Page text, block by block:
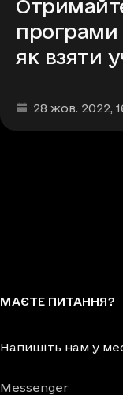
як взяти
Дата та час
28 жов. 2022,
МАЄТЕ ПИТАННЯ?
Напишіть нам у
Messenger